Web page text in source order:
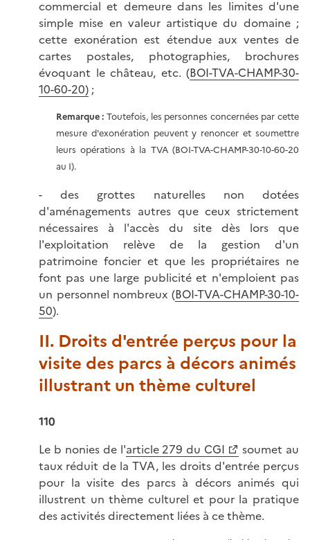
commercial et demeure dans les limites d'une
simple mise en valeur artistique du domaine ;
cette exonération est étendue aux ventes de
cartes postales, photographies, brochures
évoquant le château, etc. (BOI-TVA-CHAMP-30-
10-60-20) ;
Remarque : Toutefois, les personnes concernées par cette
mesure d'exonération peuvent y renoncer et soumettre
leurs opérations à la TVA (BOI-TVA-CHAMP-30-10-60-20
au I).
- des grottes naturelles non dotées
d'aménagements autres que ceux strictement
nécessaires à l'accès du site dès lors que
l'exploitation relève de la gestion d'un
patrimoine foncier et que les propriétaires ne
font pas une large publicité et n'emploient pas
un personnel nombreux (BOI-TVA-CHAMP-30-10-
50).
II. Droits d'entrée perçus pour la
visite des parcs à décors animés
illustrant un thème culturel
110
Le b nonies de l'article 279 du CGI
soumet au
taux réduit de la TVA, les droits d'entrée perçus
pour la visite des parcs à décors animés qui
illustrent un thème culturel et pour la pratique
des activités directement liées à ce thème.